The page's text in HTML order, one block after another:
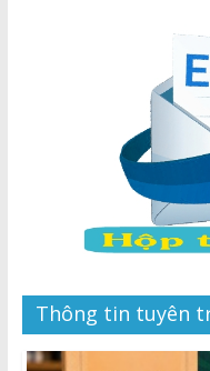
Thông tin tuyên